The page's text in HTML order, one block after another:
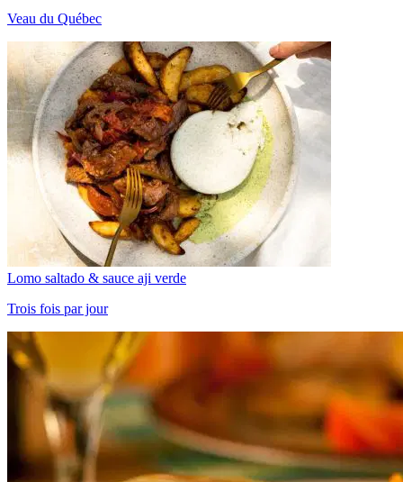
Veau du Québec
Lomo saltado & sauce aji verde
Trois fois par jour